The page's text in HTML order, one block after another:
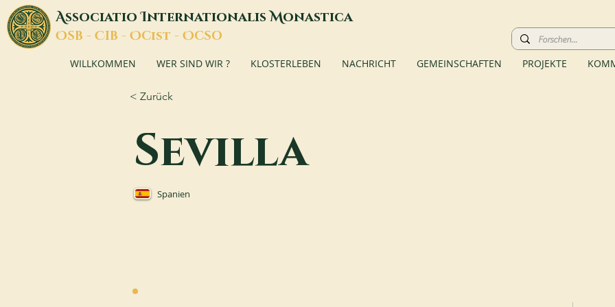
AssociatioInternationalisMonastica
OSB - CIB - OCist - OCSO
WILLKOMMEN WER SIND WIR ? KLOSTERLEBEN NACHRICHT GEMEINSCHAFTEN PROJEKTE
< Zurück
Sevilla
Spanien